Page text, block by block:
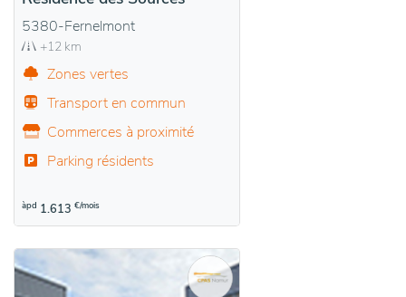
5380-Fernelmont
+12 km
Zones vertes
Transport en commun
Commerces à proximité
Parking résidents
àpd 1.613 €/mois